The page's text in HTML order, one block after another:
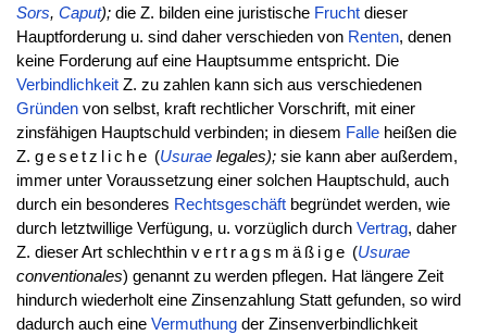
Sors, Caput);die Z. bilden eine juristische Fruchtdieser
Hauptforderung u. sind daher verschieden von Renten, denen
keine Forderung auf eine Hauptsumme entspricht. Die
VerbindlichkeitZ. zu zahlen kann sich aus verschiedenen
Gründenvon selbst, kraft rechtlicher Vorschrift, mit einer
zinsfähigen Hauptschuld verbinden; in diesem Falleheißen die
Z. gesetzliche (Usuraelegales);sie kann aber außerdem,
immer unter Voraussetzung einer solchen Hauptschuld, auch
durch ein besonderes Rechtsgeschäftbegründet werden, wie
durch letztwillige Verfügung, u. vorzüglich durch Vertrag, daher
Z. dieser Art schlechthin vertragsmäßige (Usurae
conventionales) genannt zu werden pflegen. Hat längere Zeit
hindurch wiederholt eine Zinsenzahlung Statt gefunden, so wird
dadurch auch eine Vermuthungder Zinsenverbindlichkeit